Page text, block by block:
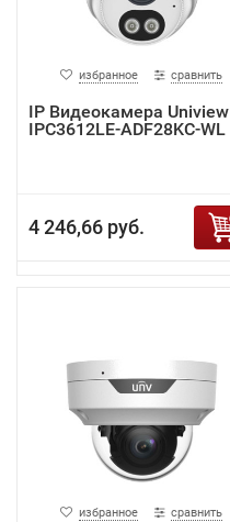
избранное сравнить
IP Видеокамера Uniview
IPC3612LE-ADF28KC-WL
4 246,66 руб.
избранное сравнить